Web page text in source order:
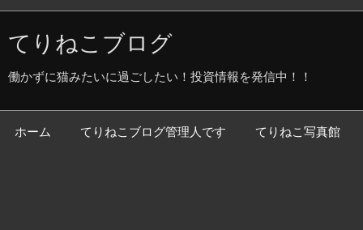
てりねこブログ
働かずに猫みたいに過ごしたい！投資情報を発信中！！
ホーム てりねこブログ管理人です てりねこ写真館